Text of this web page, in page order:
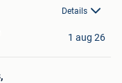
Details
1 aug 26